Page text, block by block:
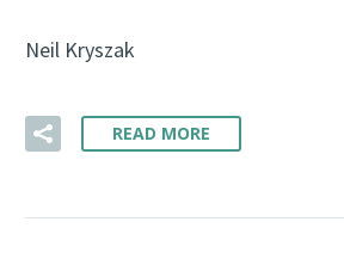
Neil Kryszak
READ MORE